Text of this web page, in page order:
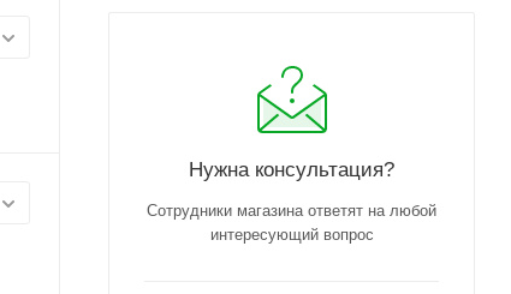
Нужна консультация?
Сотрудники магазина ответят на любой
интересующий вопрос